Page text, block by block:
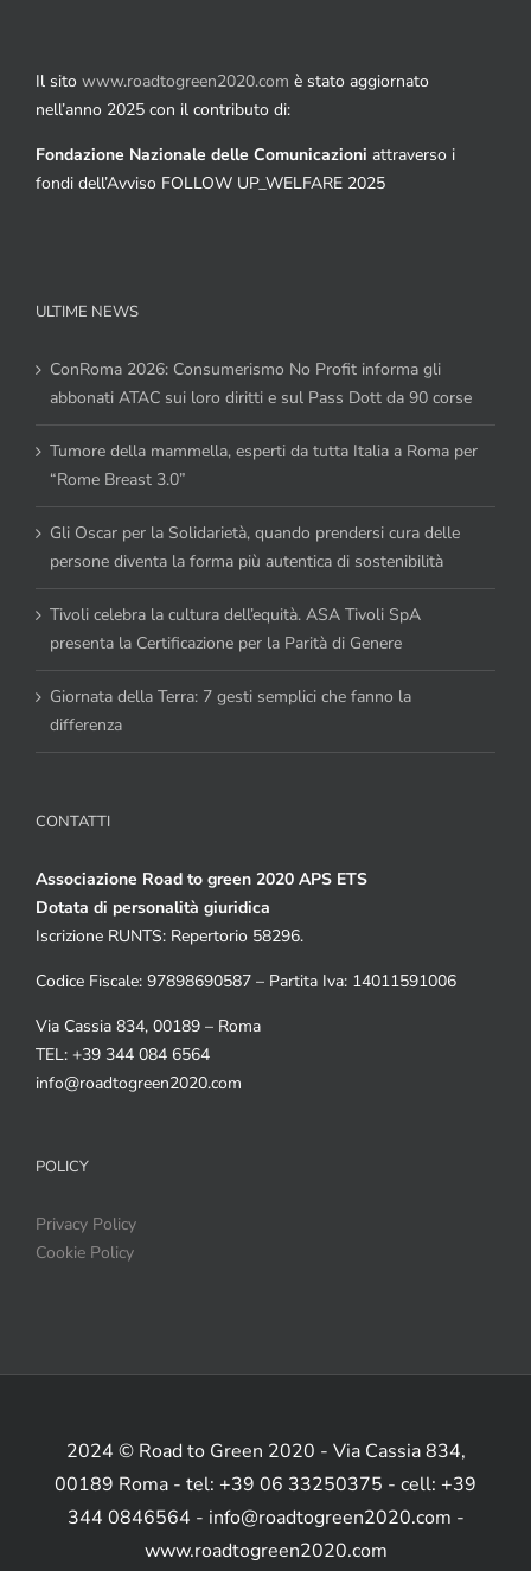
Il sito www.roadtogreen2020.com è stato aggiornato
nell’anno 2025 con il contributo di:
Fondazione Nazionale delle Comunicazioni attraverso i
fondi dell’Avviso FOLLOW UP_WELFARE 2025
ULTIME NEWS
ConRoma 2026: Consumerismo No Profit informa gli
abbonati ATAC sui loro diritti e sul Pass Dott da 90 corse
Tumore della mammella, esperti da tutta Italia a Roma per
“Rome Breast 3.0”
Gli Oscar per la Solidarietà, quando prendersi cura delle
persone diventa la forma più autentica di sostenibilità
Tivoli celebra la cultura dell’equità. ASA Tivoli SpA
presenta la Certificazione per la Parità di Genere
Giornata della Terra: 7 gesti semplici che fanno la
differenza
CONTATTI
Associazione Road to green 2020 APS ETS
Dotata di personalità giuridica
Iscrizione RUNTS: Repertorio 58296.
Codice Fiscale: 97898690587 – Partita Iva: 14011591006
Via Cassia 834, 00189 – Roma
TEL: +39 344 084 6564
info@roadtogreen2020.com
POLICY
Privacy Policy
Cookie Policy
2024 © Road to Green 2020 - Via Cassia 834,
00189 Roma - tel: +39 06 33250375 - cell: +39
344 0846564 - info@roadtogreen2020.com -
www.roadtogreen2020.com